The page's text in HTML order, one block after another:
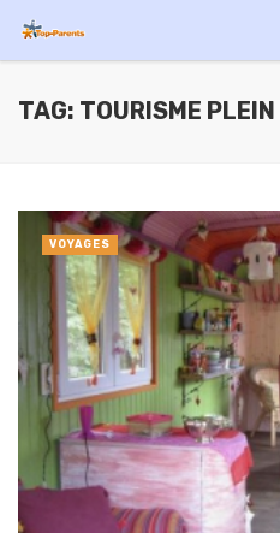
TAG: TOURISME
VOYAGES